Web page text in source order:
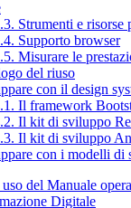
Strumenti e risorse
Supporto browser
Misurare le
del riuso
con il design
Il framework
Il kit di sviluppo
Il kit di sviluppo
con i modelli di
del Manuale